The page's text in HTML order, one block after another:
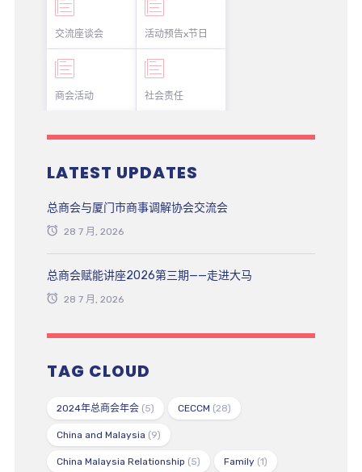
交流座谈会
商会活动
活动预告x节日
社会责任
LATEST UPDATES
总商会与厦门市商事调解协会交流会
28 7 月, 2026
总商会赋能讲座2026第三期——走进大马
28 7 月, 2026
TAG CLOUD
2024年总商会年会(5) CECCM (28)
China and Malaysia (9)
China Malaysia Relationship (5) Family(1)